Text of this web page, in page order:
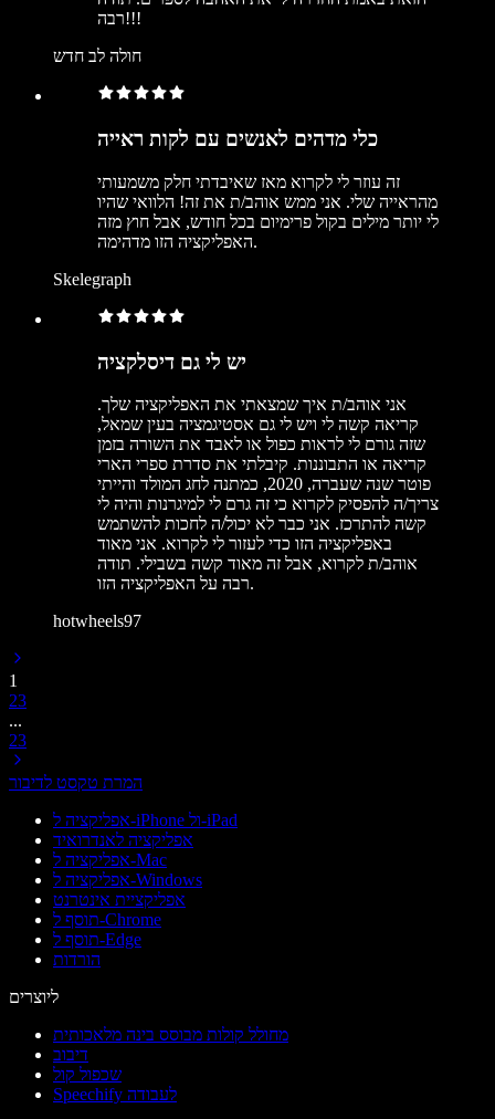
רבה!!!
חולה לב חדש
כלי מדהים לאנשים עם לקות ראייה
זה עוזר לי לקרוא מאז שאיבדתי חלק משמעותי
מהראייה שלי. אני ממש אוהב/ת את זה! הלוואי שהיו
לי יותר מילים בקול פרימיום בכל חודש, אבל חוץ מזה
האפליקציה הזו מדהימה.
Skelegraph
יש לי גם דיסלקציה
אני אוהב/ת איך שמצאתי את האפליקציה שלך.
קריאה קשה לי ויש לי גם אסטיגמציה בעין שמאל,
שזה גורם לי לראות כפול או לאבד את השורה בזמן
קריאה או התבוננות. קיבלתי את סדרת ספרי הארי
פוטר שנה שעברה, 2020, כמתנה לחג המולד והייתי
צריך/ה להפסיק לקרוא כי זה גרם לי למיגרנות והיה לי
קשה להתרכז. אני כבר לא יכול/ה לחכות להשתמש
באפליקציה הזו כדי לעזור לי לקרוא. אני מאוד
אוהב/ת לקרוא, אבל זה מאוד קשה בשבילי. תודה
רבה על האפליקציה הזו.
hotwheels97
1
23
...
23
המרת טקסט לדיבור
אפליקציה ל-iPhone ול-iPad
אפליקציה לאנדרואיד
אפליקציה ל-Mac
אפליקציה ל-Windows
אפליקציית אינטרנט
תוסף ל-Chrome
תוסף ל-Edge
הורדות
ליוצרים
מחולל קולות מבוסס בינה מלאכותית
דיבוב
שכפול קול
Speechify לעבודה